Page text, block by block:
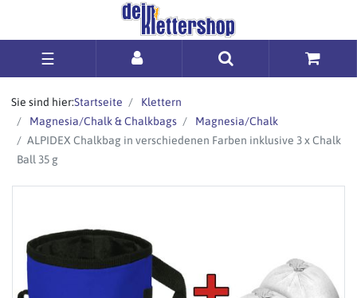
☰
Sie sind hier:Startseite
Klettern
Magnesia/Chalk & Chalkbags
Magnesia/Chalk
ALPIDEX Chalkbag in verschiedenen Farben inklusive 3 x Chalk
Ball 35 g